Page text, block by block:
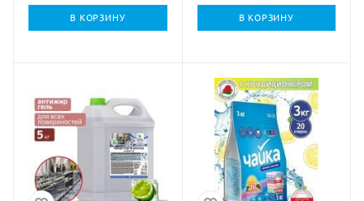
В КОРЗИНУ В КОРЗИНУ